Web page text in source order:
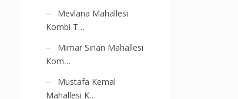
Mevlana Mahallesi
Kombi T…
Mimar Sinan Mahallesi
Kom…
Mustafa Kemal
Mahallesi K…